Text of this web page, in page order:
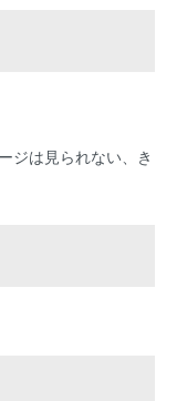
ジは見られない、き